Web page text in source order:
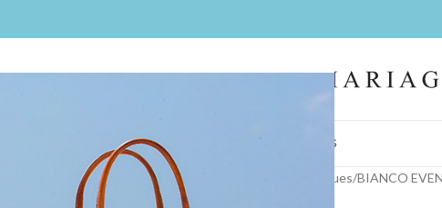
LA BOUTIQUE COIFFES
Accueil Nos marques/BIANCO